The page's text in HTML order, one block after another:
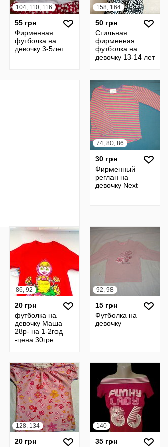
104, 110, 116
55 грн
Фирменная
футболка на
девочку 3-5лет.
158, 164
50 грн
Стильная
фирменная
футболка на
девочку 13-14 лет
74, 80, 86
30 грн
Фирменный
реглан на
девочку Next
86, 92
20 грн
футболка на
девочку Маша
28р- на 1-2год
-цена 30грн
92, 98
15 грн
Футболка на
девочку
128, 134
20 грн
140
35 грн